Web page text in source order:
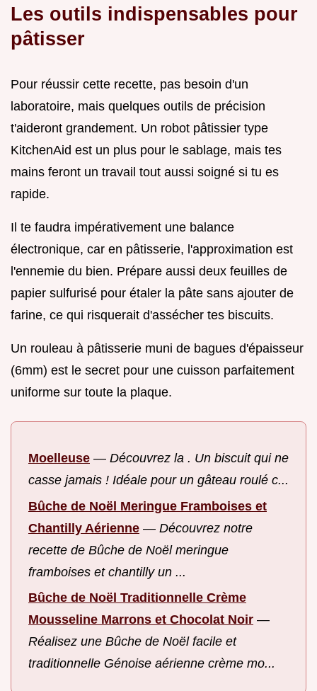
Les outils indispensables pour
pâtisser
Pour réussir cette recette, pas besoin d'un
laboratoire, mais quelques outils de précision
t'aideront grandement. Un robot pâtissier type
KitchenAid est un plus pour le sablage, mais tes
mains feront un travail tout aussi soigné si tu es
rapide.
Il te faudra impérativement une balance
électronique, car en pâtisserie, l'approximation est
l'ennemie du bien. Prépare aussi deux feuilles de
papier sulfurisé pour étaler la pâte sans ajouter de
farine, ce qui risquerait d'assécher tes biscuits.
Un rouleau à pâtisserie muni de bagues d'épaisseur
(6mm) est le secret pour une cuisson parfaitement
uniforme sur toute la plaque.
Moelleuse — Découvrez la . Un biscuit qui ne
casse jamais ! Idéale pour un gâteau roulé c...
Bûche de Noël Meringue Framboises et
Chantilly Aérienne — Découvrez notre
recette de Bûche de Noël meringue
framboises et chantilly un ...
Bûche de Noël Traditionnelle Crème
Mousseline Marrons et Chocolat Noir —
Réalisez une Bûche de Noël facile et
traditionnelle Génoise aérienne crème mo...